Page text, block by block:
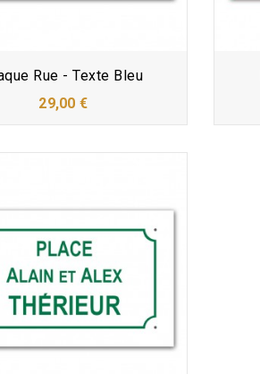
Rue - Texte Bleu
29,00 €